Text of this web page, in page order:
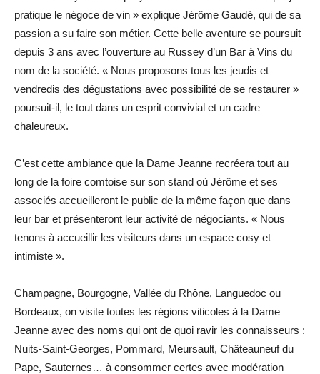
pratique le négoce de vin » explique Jérôme Gaudé, qui de sa
passion a su faire son métier. Cette belle aventure se poursuit
depuis 3 ans avec l’ouverture au Russey d’un Bar à Vins du
nom de la société. « Nous proposons tous les jeudis et
vendredis des dégustations avec possibilité de se restaurer »
poursuit-il, le tout dans un esprit convivial et un cadre
chaleureux.
C’est cette ambiance que la Dame Jeanne recréera tout au
long de la foire comtoise sur son stand où Jérôme et ses
associés accueilleront le public de la même façon que dans
leur bar et présenteront leur activité de négociants. « Nous
tenons à accueillir les visiteurs dans un espace cosy et
intimiste ».
Champagne, Bourgogne, Vallée du Rhône, Languedoc ou
Bordeaux, on visite toutes les régions viticoles à la Dame
Jeanne avec des noms qui ont de quoi ravir les connaisseurs :
Nuits-Saint-Georges, Pommard, Meursault, Châteauneuf du
Pape, Sauternes… à consommer certes avec modération